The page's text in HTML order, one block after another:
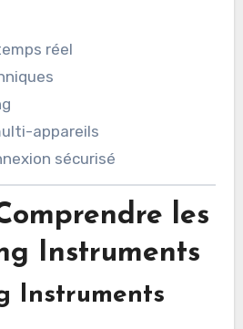
réel
appareils
sécurisé
les
Instruments
Instruments